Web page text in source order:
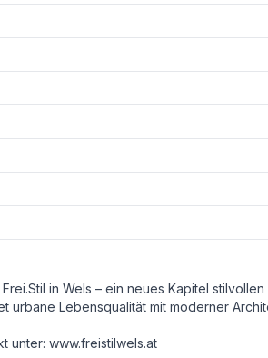
Lebensqualität mit moderner Architektur, hochwertiger
unter: www.freistilwels.at